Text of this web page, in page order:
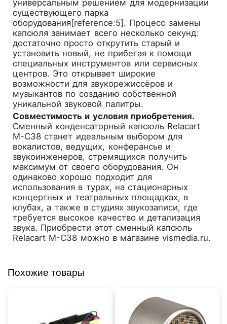
универсальным решением для модернизации
существующего парка
оборудования[reference:5]. Процесс замены
капсюля занимает всего несколько секунд:
достаточно просто открутить старый и
установить новый, не прибегая к помощи
специальных инструментов или сервисных
центров. Это открывает широкие
возможности для звукорежиссёров и
музыкантов по созданию собственной
уникальной звуковой палитры.
Совместимость и условия приобретения.
Сменный конденсаторный капсюль Relacart
M-C38 станет идеальным выбором для
вокалистов, ведущих, конферансье и
звукоинженеров, стремящихся получить
максимум от своего оборудования. Он
одинаково хорошо подходит для
использования в турах, на стационарных
концертных и театральных площадках, в
клубах, а также в студиях звукозаписи, где
требуется высокое качество и детализация
звука. Приобрести этот сменный капсюль
Relacart M-C38 можно в магазине vismedia.ru.
Похожие товары